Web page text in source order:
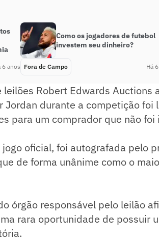
6 anos
Como os jogadores de futebol
investem seu dinheiro?
Fora de Campo Há
Robert Edwards Auctions
Jordan durante a competição foi
para um comprador que não
oficial, foi autografada pelo
de forma unânime como o
órgão responsável pelo leilão
rara oportunidade de possuir